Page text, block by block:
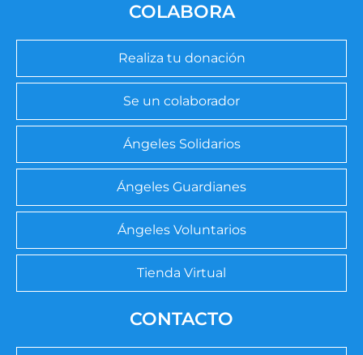
COLABORA
Realiza tu donación
Se un colaborador
Ángeles Solidarios
Ángeles Guardianes
Ángeles Voluntarios
Tienda Virtual
CONTACTO